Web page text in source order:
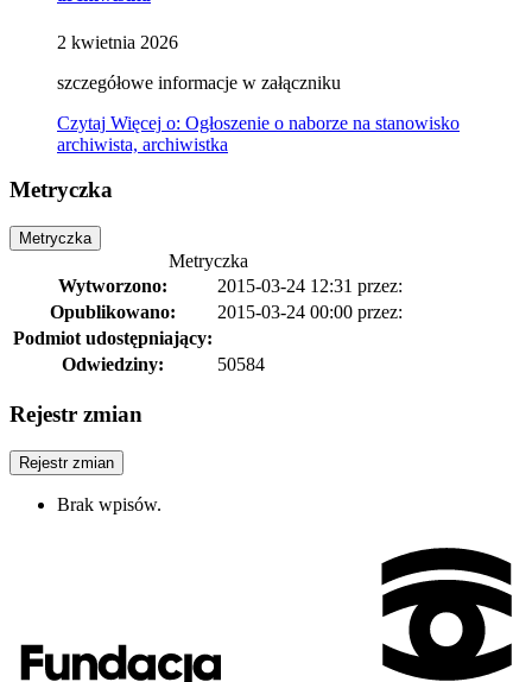
2 kwietnia 2026
szczegółowe informacje w załączniku
Czytaj Więcej o: Ogłoszenie o naborze na stanowisko
archiwista, archiwistka
Metryczka
Metryczka
Metryczka
Wytworzono:
2015-03-24 12:31 przez:
Opublikowano:
2015-03-24 00:00 przez:
Podmiot udostępniający:
Odwiedziny:
50584
Rejestr zmian
Rejestr zmian
Brak wpisów.